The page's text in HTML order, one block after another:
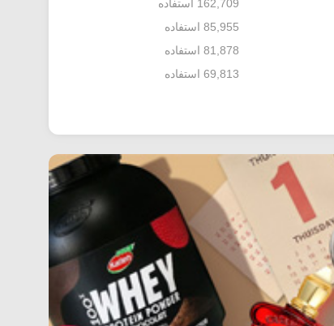
162,709 استفاده
85,955 استفاده
81,878 استفاده
69,813 استفاده